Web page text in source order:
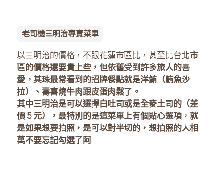
老司機三明治專賣菜單
以三明治的價格，不跟花蓮市區比，甚至比台北市
區的價格還要貴上些，但依舊受到許多旅人的喜
愛，其珠最常看到的招牌餐點就是洋鮪（鮪魚沙
拉）、壽喜燒牛肉跟皮蛋肉鬆了。
其中三明治是可以選擇白吐司或是全麥土司的（差
價５元），最特別的是這菜單上有個貼心選項，就
是如果想要拍照，是可以對半切的，想拍照的人相
萬不要忘記勾選了阿